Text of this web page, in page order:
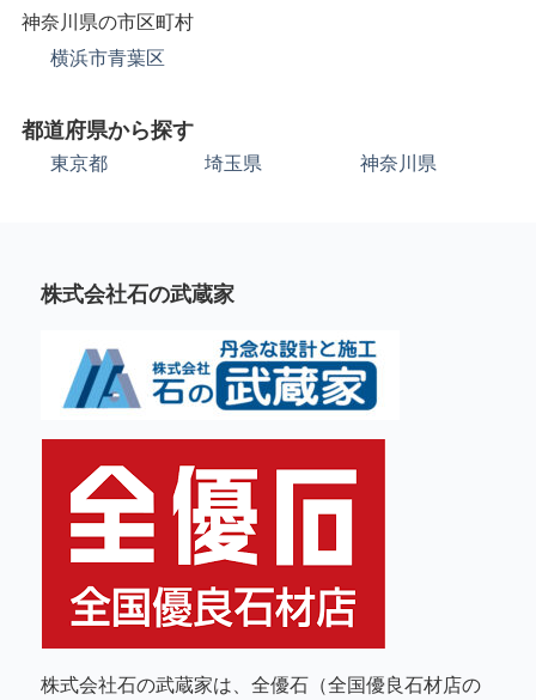
神奈川県の市区町村
横浜市青葉区
都道府県から探す
東京都 埼玉県 神奈川県
株式会社石の武蔵家
株式会社石の武蔵家は、全優石（全国優良石材店の